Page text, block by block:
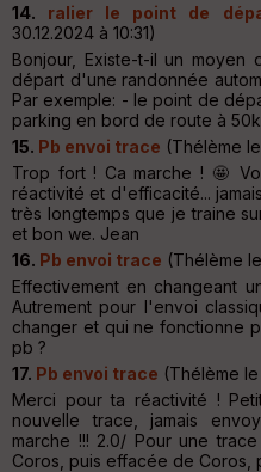
14. ralier le point de
30.12.2024 à 10:31)
Bonjour, Existe-t-il un
départ d'une randonnée
Par exemple: - le point de
parking en bord de route à
15. Pb envoi trace (Thélème le
Trop fort ! Ca marche ! 🤩
réactivité et d'efficacité...
très longtemps que je traine
et bon we. Jean
16. Pb envoi trace (Thélème
Effectivement en changeant
Autrement pour l'envoi
changer et qui ne fonctionne
pb ?
17. Pb envoi trace (Thélème
Merci pour ta réactivité !
nouvelle trace, jamais
marche !!! 2.0/ Pour une
Coros, puis effacée de Coros,